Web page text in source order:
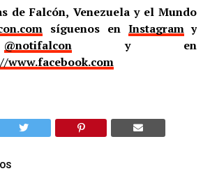
de Falcón, Venezuela y el Mundo
síguenos en Instagramy
@notifalcony en
www.facebook.com